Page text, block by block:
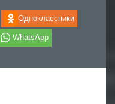
Одноклассники
WhatsApp